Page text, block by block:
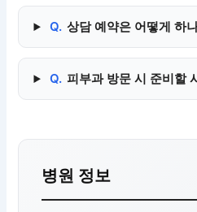
Q. 상담 예약은 어떻게 하
Q. 피부과 방문 시 준비할
병원 정보